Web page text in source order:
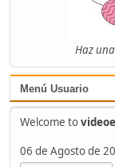
Haz
Menú Usuario
Welcome to
06 de Agosto de